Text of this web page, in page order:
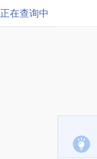
正在查询中